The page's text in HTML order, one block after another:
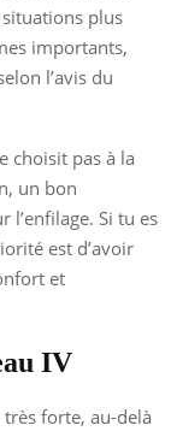
plus
importants,
l’avis du
choisit pas à la
un bon
l’enfilage. Si tu es
est d’avoir
et
IV
forte, au-delà